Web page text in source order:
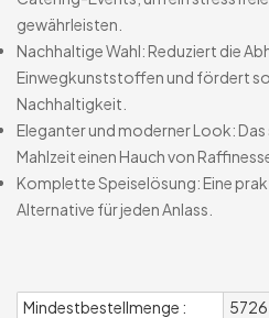
gewährleisten.
Nachhaltige Wahl: Reduziert die
Einwegkunststoffen und fördert
Nachhaltigkeit.
Eleganter und moderner Look:
Mahlzeit einen Hauch von
Komplette Speiselösung: Eine
Alternative für jeden Anlass.
Mindestbestellmenge :